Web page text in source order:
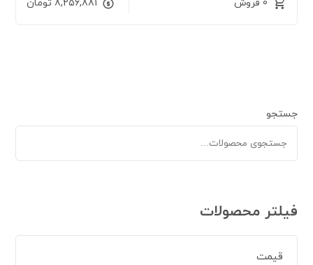
0 فروش 8,256,881 تومان
جستجو
فیلتر محصولات
قیمت